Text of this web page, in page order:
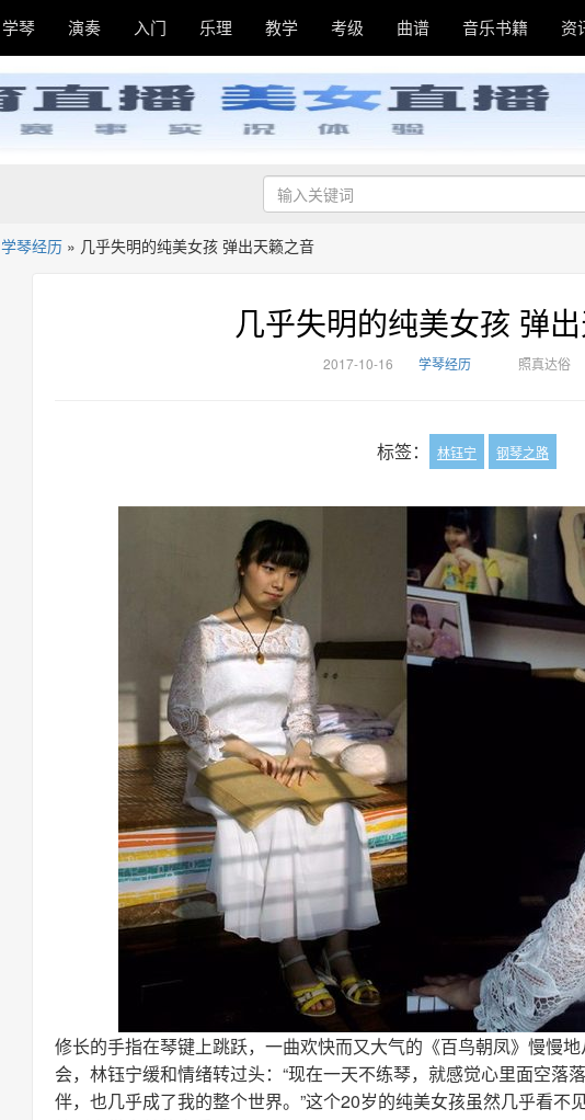
学琴 演奏 入门 乐理 教学 考级 曲谱 音乐书籍 资
学琴经历 » 几乎失明的纯美女孩 弹出天籁之音
几乎失明的纯美女孩 弹
2017-10-16 学琴经历 照真达俗
标签： 林钰宁 钢琴之路
修长的手指在琴键上跳跃，一曲欢快而又大气的《百鸟朝凤》慢慢
会，林钰宁缓和情绪转过头：“现在一天不练琴，就感觉心里面空落
伴，也几乎成了我的整个世界。”这个20岁的纯美女孩虽然几乎看不